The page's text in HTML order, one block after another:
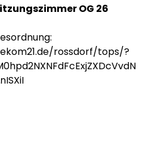
OG 26
rossdorf/tops/?